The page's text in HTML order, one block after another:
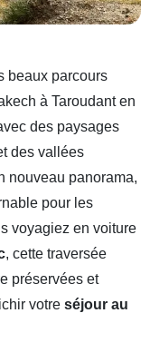
beaux parcours
à Taroudant en
des paysages
des vallées
nouveau panorama,
pour les
voyagiez en voiture
, cette traversée
préservées et
votre séjour au